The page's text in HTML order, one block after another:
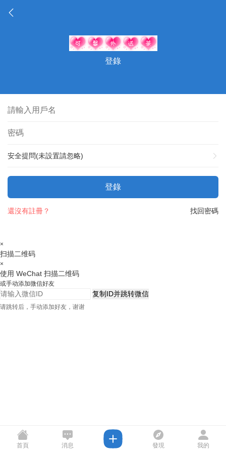
登錄
安全提問(未設置請忽略)
登錄
找回密碼
還沒有註冊？
×
扫描二维码
×
使用 WeChat 扫描二维码
或手动添加微信好友
复制ID并跳转微信
请跳转后，手动添加好友，谢谢
首頁 消息 發現 我的